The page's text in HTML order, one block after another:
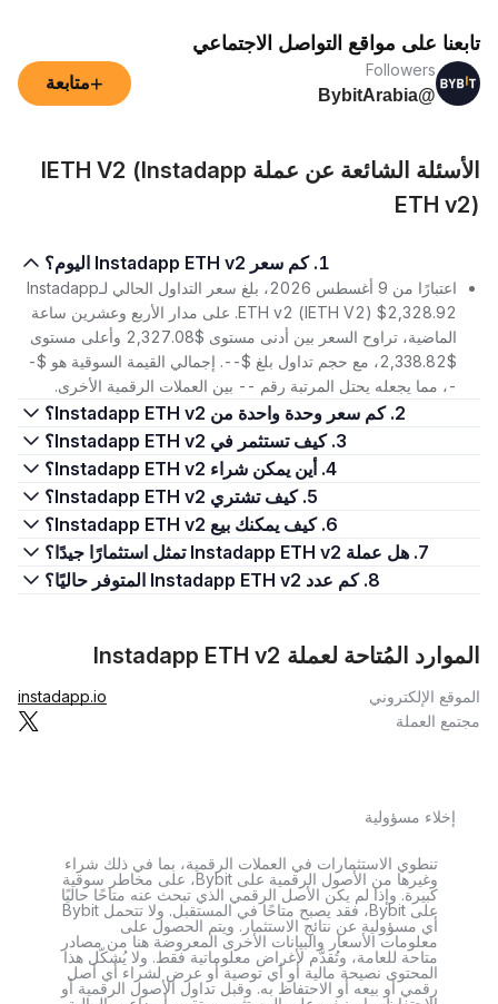
تابعنا على مواقع التواصل الاجتماعي
Followers
@BybitArabia
+متابعة
الأسئلة الشائعة عن عملة IETH V2 (Instadapp
ETH v2)
1. كم سعر Instadapp ETH v2 اليوم؟
اعتبارًا من 9 أغسطس 2026، بلغ سعر التداول الحالي لـInstadapp
ETH v2 (IETH V2) $2,328.92. على مدار الأربع وعشرين ساعة
الماضية، تراوح السعر بين أدنى مستوى $2,327.08 وأعلى مستوى
$2,338.82، مع حجم تداول بلغ $--. إجمالي القيمة السوقية هو $-
-، مما يجعله يحتل المرتبة رقم -- بين العملات الرقمية الأخرى.
2. كم سعر وحدة واحدة من Instadapp ETH v2؟
3. كيف تستثمر في Instadapp ETH v2؟
4. أين يمكن شراء Instadapp ETH v2؟
5. كيف تشتري Instadapp ETH v2؟
6. كيف يمكنك بيع Instadapp ETH v2؟
7. هل عملة Instadapp ETH v2 تمثل استثمارًا جيدًا؟
8. كم عدد Instadapp ETH v2 المتوفر حاليًا؟
الموارد المُتاحة لعملة Instadapp ETH v2
الموقع الإلكتروني
instadapp.io
مجتمع العملة
إخلاء مسؤولية
تنطوي الاستثمارات في العملات الرقمية، بما في ذلك شراء
وغيرها من الأصول الرقمية على Bybit، على مخاطر سوقية
كبيرة. وإذا لم يكن الأصل الرقمي الذي تبحث عنه متاحًا حاليًا
على Bybit، فقد يصبح متاحًا في المستقبل. ولا تتحمل Bybit
أي مسؤولية عن نتائج الاستثمار. ويتم الحصول على
معلومات الأسعار والبيانات الأخرى المعروضة هنا من مصادر
متاحة للعامة، وتُقدَّم لأغراض معلوماتية فقط. ولا يُشكّل هذا
المحتوى نصيحة مالية أو أي توصية أو عرض لشراء أي أصل
رقمي أو بيعه أو الاحتفاظ به. وقبل تداول الأصول الرقمية أو